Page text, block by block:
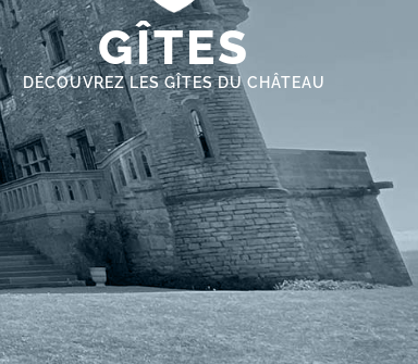
GÎTES
DÉCOUVREZ LES GÎTES DU CHÂTEAU